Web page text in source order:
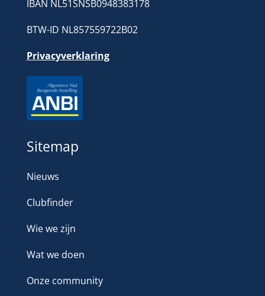
IBAN NL51SNSB0948383178
BTW-ID NL857559722B02
Privacyverklaring
Sitemap
Nieuws
Clubfinder
Wie we zijn
Wat we doen
Onze community